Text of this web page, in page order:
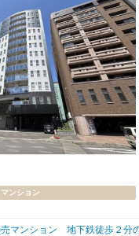
マンション
売マンション 地下鉄徒歩２